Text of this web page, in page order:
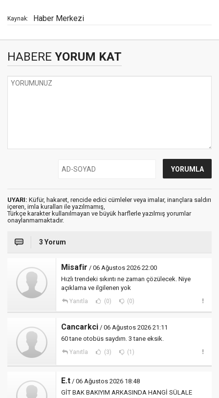
Kaynak: Haber Merkezi
HABERE YORUM KAT
UYARI: Küfür, hakaret, rencide edici cümleler veya imalar, inançlara saldırı
içeren, imla kuralları ile yazılmamış,
Türkçe karakter kullanılmayan ve büyük harflerle yazılmış yorumlar
onaylanmamaktadır.
3 Yorum
Misafir / 06 Ağustos 2026 22:00
Hızlı trendeki sıkıntı ne zaman çözülecek. Niye
açıklama ve ilgilenen yok
Yanıtla (0) (0)
Cancarkci / 06 Ağustos 2026 21:11
60 tane otobüs saydım. 3 tane eksik.
Yanıtla (3) (1)
E.t / 06 Ağustos 2026 18:48
GİT BAK BAKIYIM ARKASINDA HANGİ SÜLALE